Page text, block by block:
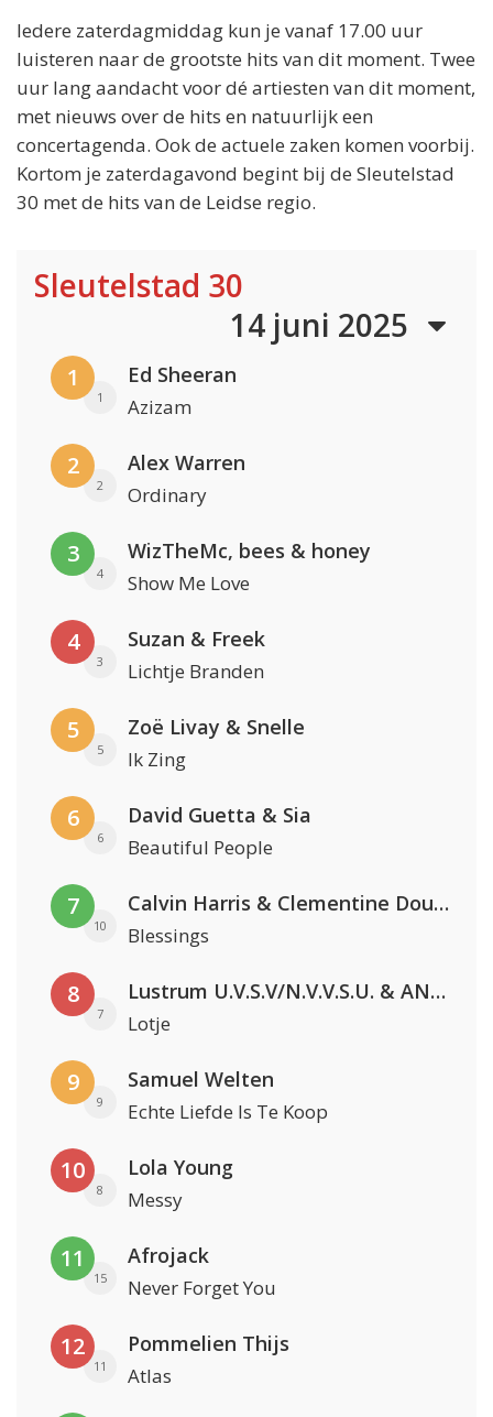
Iedere zaterdagmiddag kun je vanaf 17.00 uur
luisteren naar de grootste hits van dit moment. Twee
uur lang aandacht voor dé artiesten van dit moment,
met nieuws over de hits en natuurlijk een
concertagenda. Ook de actuele zaken komen voorbij.
Kortom je zaterdagavond begint bij de Sleutelstad
30 met de hits van de Leidse regio.
Sleutelstad 30
14 juni 2025
1
1
Ed Sheeran
Azizam
2
2
Alex Warren
Ordinary
3
4
WizTheMc, bees & honey
Show Me Love
4
3
Suzan & Freek
Lichtje Branden
5
5
Zoë Livay & Snelle
Ik Zing
6
6
David Guetta & Sia
Beautiful People
7
10
Calvin Harris & Clementine Douglas
Blessings
8
7
Lustrum U.V.S.V/N.V.V.S.U. & ANNO ONS & Jopke van Dobbenburgh & Roeland Beelen
Lotje
9
9
Samuel Welten
Echte Liefde Is Te Koop
10
8
Lola Young
Messy
11
15
Afrojack
Never Forget You
12
11
Pommelien Thijs
Atlas